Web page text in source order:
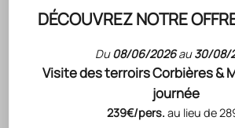
DÉCOUVREZ NOTRE
Du08/06/2026au30/08/
Visite des terroirs Corbières &
journée
239€/pers. au lieu de